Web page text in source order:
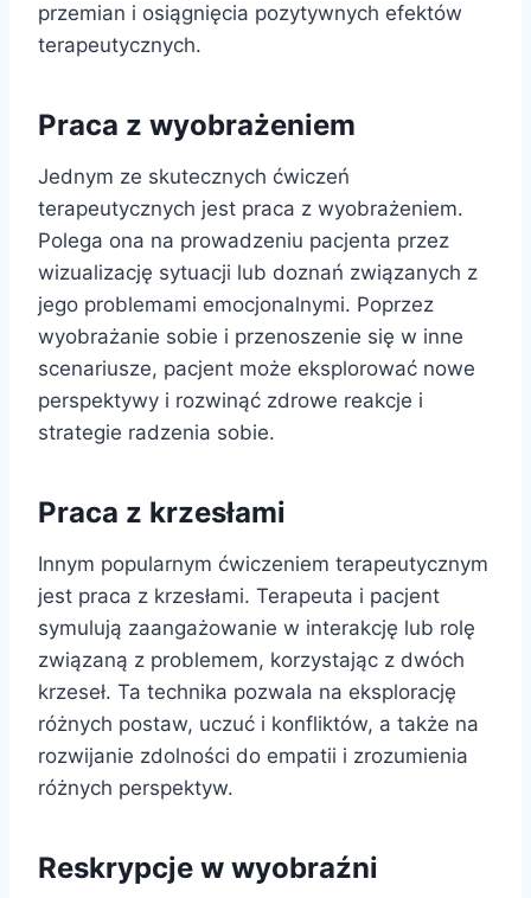
przemian i osiągnięcia pozytywnych efektów
terapeutycznych.
Praca z wyobrażeniem
Jednym ze skutecznych ćwiczeń
terapeutycznych jest praca z wyobrażeniem.
Polega ona na prowadzeniu pacjenta przez
wizualizację sytuacji lub doznań związanych z
jego problemami emocjonalnymi. Poprzez
wyobrażanie sobie i przenoszenie się w inne
scenariusze, pacjent może eksplorować nowe
perspektywy i rozwinąć zdrowe reakcje i
strategie radzenia sobie.
Praca z krzesłami
Innym popularnym ćwiczeniem terapeutycznym
jest praca z krzesłami. Terapeuta i pacjent
symulują zaangażowanie w interakcję lub rolę
związaną z problemem, korzystając z dwóch
krzeseł. Ta technika pozwala na eksplorację
różnych postaw, uczuć i konfliktów, a także na
rozwijanie zdolności do empatii i zrozumienia
różnych perspektyw.
Reskrypcje w wyobraźni